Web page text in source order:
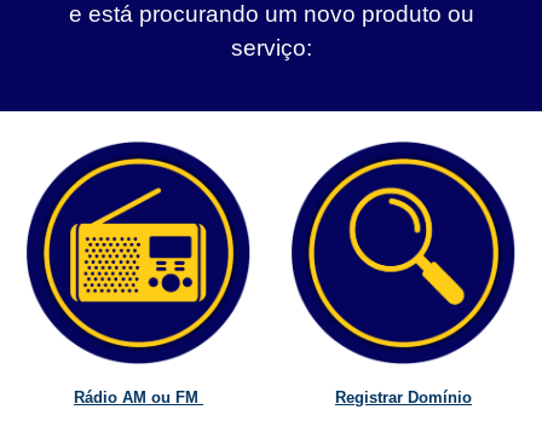
e está procurando um novo produto ou
serviço:
Rádio AM ou FM Registrar Domínio